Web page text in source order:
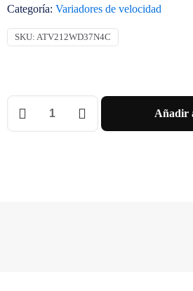
Categoría: Variadores de velocidad
SKU: ATV212WD37N4C
37KW
Añadir